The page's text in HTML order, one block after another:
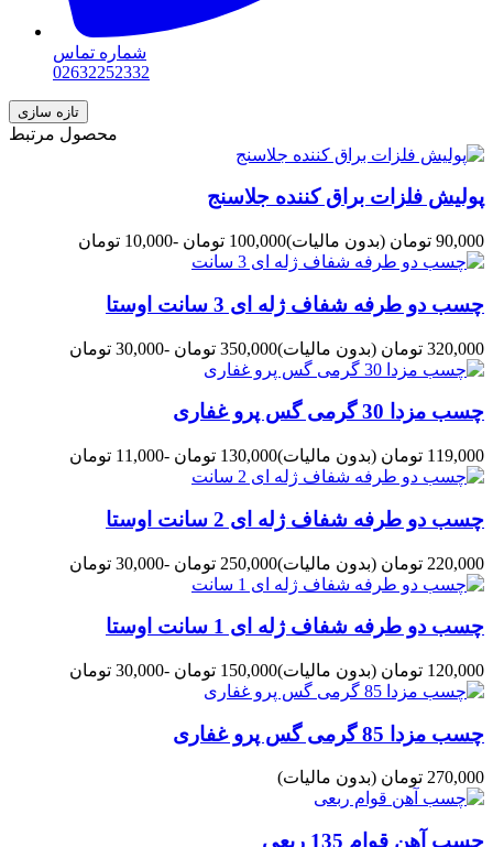
شماره تماس
02632252332
محصول مرتبط
پولیش فلزات براق کننده جلاسنج
90,000 تومان (بدون مالیات)100,000 تومان -10,000 تومان
چسب دو طرفه شفاف ژله ای 3 سانت اوستا
320,000 تومان (بدون مالیات)350,000 تومان -30,000 تومان
چسب مزدا 30 گرمی گس پرو غفاری
119,000 تومان (بدون مالیات)130,000 تومان -11,000 تومان
چسب دو طرفه شفاف ژله ای 2 سانت اوستا
220,000 تومان (بدون مالیات)250,000 تومان -30,000 تومان
چسب دو طرفه شفاف ژله ای 1 سانت اوستا
120,000 تومان (بدون مالیات)150,000 تومان -30,000 تومان
چسب مزدا 85 گرمی گس پرو غفاری
270,000 تومان (بدون مالیات)
چسب آهن قوام 135 ربعی